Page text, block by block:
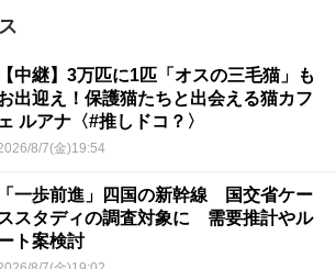
【中継】3万匹に1匹「オスの三毛猫」も
出迎え！保護猫たちと出会える猫カフ
ェ ルアナ〈#推しドコ？〉
8/7(金)19:54
「一歩前進」四国の新幹線 国交省ケー
ススタディの調査対象に 需要推計やル
ト案検討